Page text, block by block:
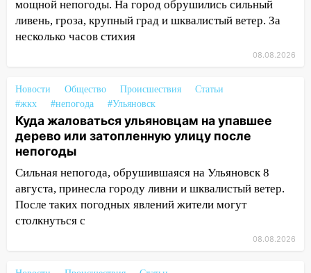
14:14
Студента из Ульяновска обманули
мошенники под видом преподавателя
Куда жаловаться ульяновцам на
после непогоды
13:59 В Новом городе ураганным
ветром сорвало опалубку со
строящегося дома
13:54 В мэрии Ульяновска рассказали,
как устраняют последствия мощного
шторма
13:49 Стихия продолжает крушить
Ульяновск: дерево рухнуло на дом на
мощной непогоды. На город обрушились сильный
ливень, гроза, крупный град и шквалистый ветер. За
несколько часов стихия
08.08.2026
Новости Общество Происшествия
Статьи
#жкх
#непогода #Ульяновск
Куда жаловаться ульяновцам на упавшее
дерево или затопленную улицу после
непогоды
Сильная непогода, обрушившаяся на Ульяновск 8
августа, принесла городу ливни и шквалистый ветер.
После таких погодных явлений жители могут
столкнуться с
08.08.2026